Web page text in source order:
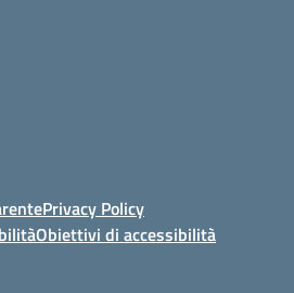
Privacy Policy
Obiettivi di accessibilità